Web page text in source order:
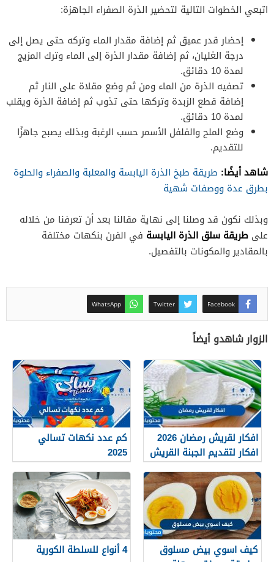
اتبعي الخطوات التالية لتحضير الذرة الصفراء الجاهزة:
إحضار قدر عميق ثم إضافة مقدار الماء وتركه حتى يصل إلى
درجة الغليان، ثم إضافة مقدار الذرة إلى الماء وترك المزيج
لمدة 10 دقائق.
تصفيه الذرة من الماء ومن ثم وضع مقلاة على النار ثم
إضافة قطع الزبدة وتركها حتى تذوب ثم إضافة الذرة ويقلب
لمدة 10 دقائق.
وضع الملح والفلفل الأسمر حسب الرغبة وبذلك يصبح جاهزًا
للتقديم.
شاهد أيضًا: طريقة طبخ الذرة اليابسة والمعلبة والصفراء والحلوة
بطرق عدة ووصفات شهية
وبذلك نكون قد وصلنا إلى نهاية مقالنا بعد أن تعرفنا من خلاله
على طريقة سلق الذرة اليابسة في الفرن بنكهات مختلفة
بالمقادير والمكونات بالتفصيل.
Facebook
Twitter
WhatsApp
الزوار شاهدو أيضاً
افكار لقريش رمضان 2026
افكار لتقديم الجبنة القريش
للسحور
كم عدد نكهات تسالي
2025
كيف اسوي بيض مسلوق
4 أنواع للسلطة الكورية